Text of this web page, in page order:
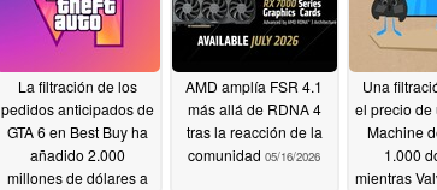
La filtración de los
pedidos anticipados de
GTA 6 en Best Buy ha
añadido 2.000
millones de dólares a
AMD amplía FSR 4.1
más allá de RDNA 4
tras la reacción de la
comunidad 05/16/2026
Una
el precio de
Machine
1.000
mientras